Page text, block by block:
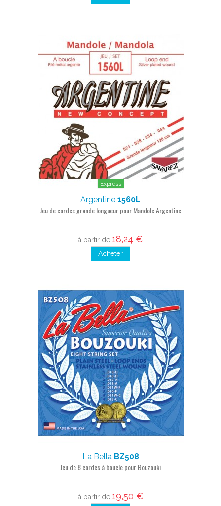
Express
Argentine 1560L
Jeu de cordes grande longueur pour Mandole Argentine
à partir de 18,24 €
Acheter
La Bella BZ508
Jeu de 8 cordes à boucle pour Bouzouki
à partir de 19,50 €